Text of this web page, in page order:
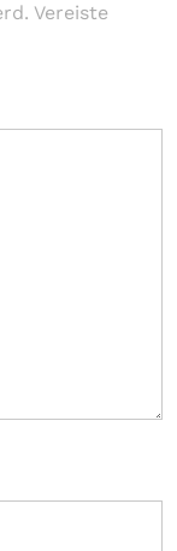
Vereiste